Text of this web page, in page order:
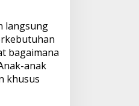
langsung
bagaimana
anak
khusus